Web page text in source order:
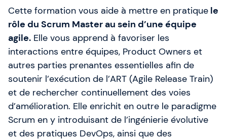
Cette formation vous aide à mettre en pratique le
rôle du Scrum Master au sein d’une équipe
agile. Elle vous apprend à favoriser les
interactions entre équipes, Product Owners et
autres parties prenantes essentielles afin de
soutenir l’exécution de l’ART (Agile Release Train)
et de rechercher continuellement des voies
d’amélioration. Elle enrichit en outre le paradigme
Scrum en y introduisant de l’ingénierie évolutive
et des pratiques DevOps, ainsi que des